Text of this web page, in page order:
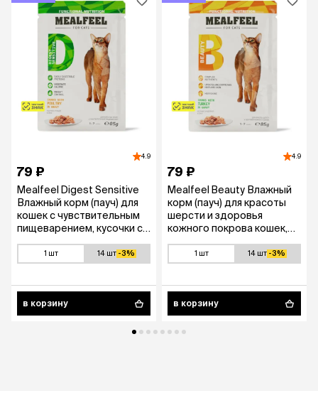
4.9
79 ₽
Mealfeel Digest Sensitive
Влажный корм (пауч) для
кошек с чувствительным
пищеварением, кусочки с
85 гр.1 шт 14 шт -3%
в корзину
4.9
79 ₽
Mealfeel Beauty Влажный
корм (пауч) для красоты
шерсти и здоровья
кожного покрова кошек,
соусе, 85 гр.
1 шт 14 шт -3%
в корзину